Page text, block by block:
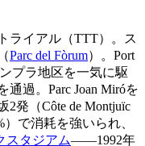
ライアル（TTT）。ス
Parc del Fòrum）。Port
プラ地区を一気に駆
過。Parc Joan Miróを
発（Côte de Montjuïc
で消耗を強いられ、
スタジアム――1992年